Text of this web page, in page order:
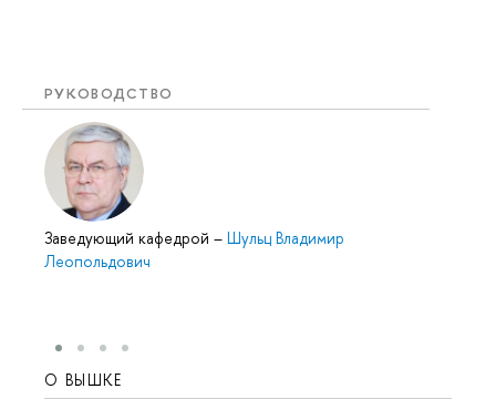
РУКОВОДСТВО
Заведующий кафедрой – Шульц Владимир
Леопольдович
О ВЫШКЕ